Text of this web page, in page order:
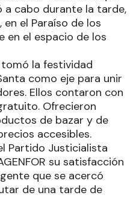
a cabo durante la tarde,
en el Paraíso de los
en el espacio de los
la festividad
como eje para unir
Ellos contaron con
Ofrecieron
de bazar y de
accesibles.
Partido Justicialista
su satisfacción
que se acercó
de una tarde de